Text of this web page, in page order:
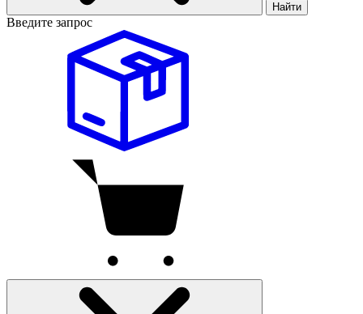
Найти
Введите запрос